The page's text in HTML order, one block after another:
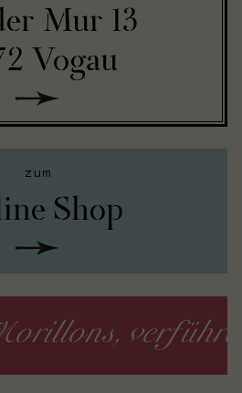
Mur 13
Vogau
zum
Shop